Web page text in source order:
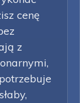
cenę
z